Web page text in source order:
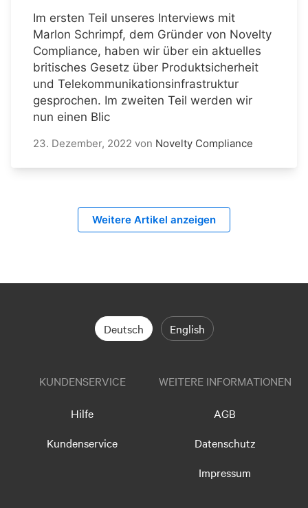
Im ersten Teil unseres Interviews mit
Marlon Schrimpf, dem Gründer von Novelty
Compliance, haben wir über ein aktuelles
britisches Gesetz über Produktsicherheit
und Telekommunikationsinfrastruktur
gesprochen. Im zweiten Teil werden wir
nun einen Blic
23. Dezember, 2022 von Novelty Compliance
Weitere Artikel anzeigen
Deutsch English
KUNDENSERVICE
Hilfe
Kundenservice
WEITERE INFORMATIONEN
AGB
Datenschutz
Impressum